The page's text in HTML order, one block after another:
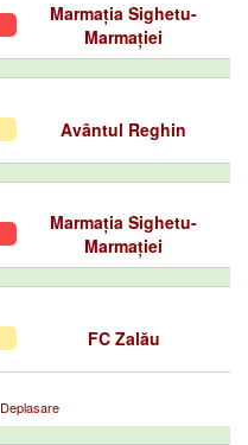
Marmația Sighetu-
Marmației
Avântul Reghin
Marmația Sighetu-
Marmației
FC Zalău
Deplasare